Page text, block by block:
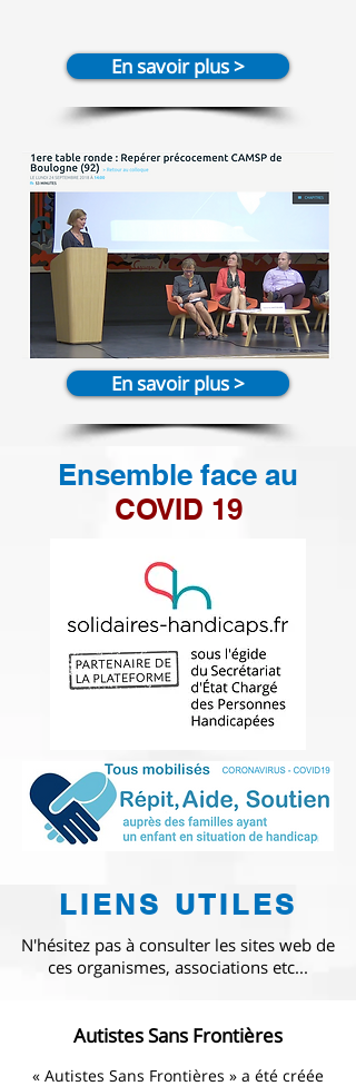
En savoir plus >
En savoir plus >
Ensemble face au
COVID 19
LIENS UTILES
N'hésitez pas à consulter les sites web de
ces organismes, associations etc...
Autistes Sans Frontières
« Autistes Sans Frontières » a été créée